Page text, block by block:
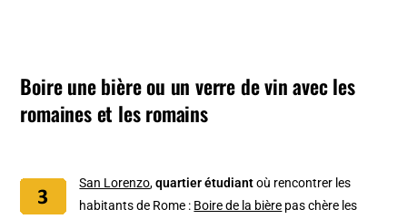
Boire une bière ou un verre de vin avec les
romaines et les romains
San Lorenzo,quartier étudiantoù rencontrer les
habitants de Rome : Boire de la bière pas chère les